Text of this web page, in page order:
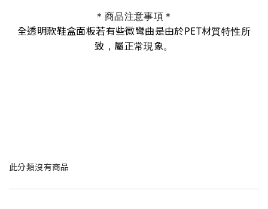
＊商品注意事項＊
全透明款鞋盒面板若有些微彎曲是由於PET材質特性所
致，屬正常現象。
此分類沒有商品